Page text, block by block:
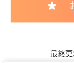
最終